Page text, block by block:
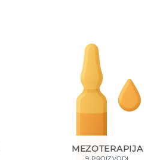
MEZOTERAPIJA
9 PROIZVODI